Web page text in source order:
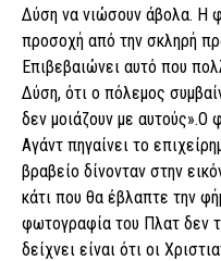
Δύση να νιώσουν άβολα. Η
προσοχή από την σκληρή
Επιβεβαιώνει αυτό που
Δύση, ότι ο πόλεμος
δεν μοιάζουν με
Αγάντ πηγαίνει το
βραβείο δίνονταν στην
κάτι που θα έβλαπτε την
φωτογραφία του Πλατ δεν
δείχνει είναι ότι οι